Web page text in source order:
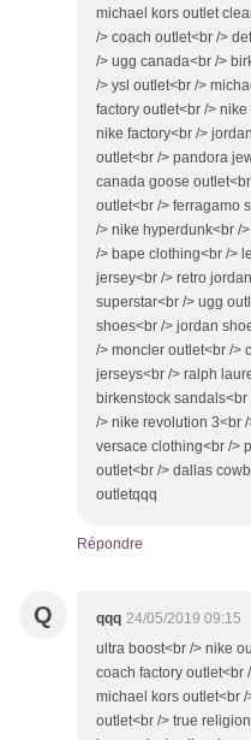
michael kors outlet
/> coach outlet<br />
/> ugg canada<br />
/> ysl outlet<br />
factory outlet<br />
nike factory<br />
outlet<br /> pandora
canada goose
outlet<br /> ferragamo
/> nike hyperdunk<br /
/> bape clothing<br />
jersey<br /> retro
superstar<br /> ugg
shoes<br /> jordan
/> moncler outlet<br />
jerseys<br /> ralph
birkenstock
/> nike revolution 3<br
versace clothing<br />
outlet<br /> dallas
outletqqq
Répondre
Q qqq 24/05/2019 09:15
ultra boost<br /> nike
coach factory outlet<br
michael kors outlet<br
outlet<br /> true